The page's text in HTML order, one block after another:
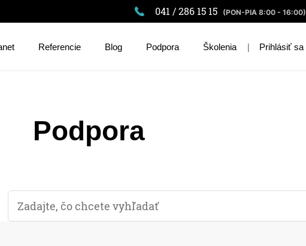
041 / 286 15 15 (PON-PIA 8:00 - 16:00)
Referencie Blog Podpora Školenia | Prihlásiť sa
Podpora